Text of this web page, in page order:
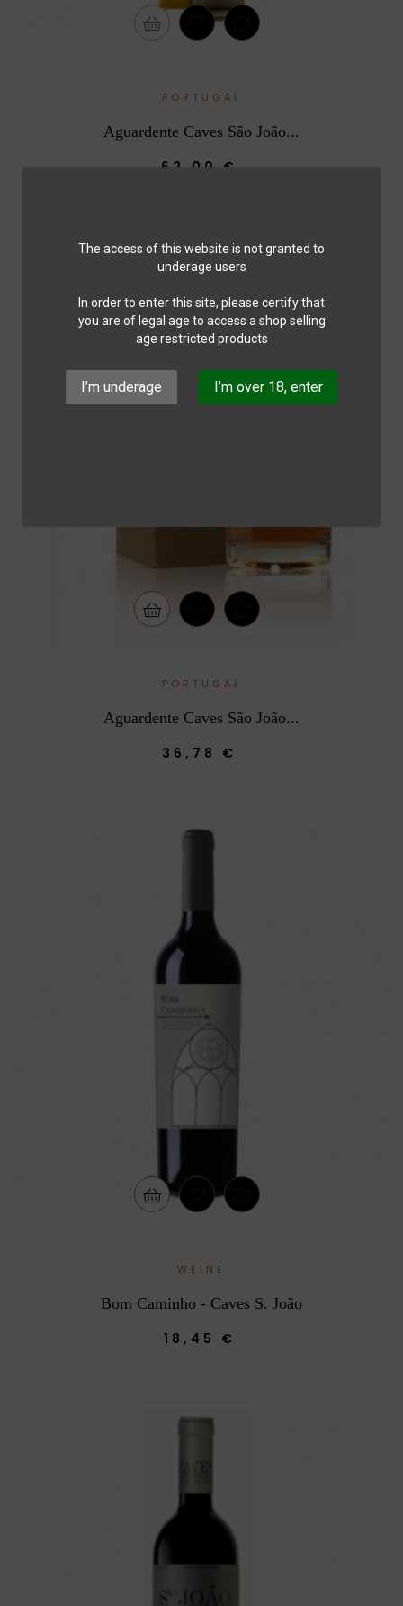
The access of this website is not granted to
underage users
In order to enter this site, please certify that
you are of legal age to access a shop selling
age restricted products
I’m underage I’m over 18, enter
PORTUGAL
Aguardente Caves São João...
62,00 €
PORTUGAL
Aguardente Caves São João...
36,78 €
WEINE
Bom Caminho - Caves S. João
18,45 €